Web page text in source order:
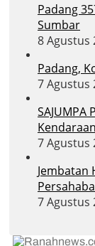
Padang
Sumbar
8 Agustus
Padang,
7 Agustus
7 Agustus
Jembatan
7 Agustus